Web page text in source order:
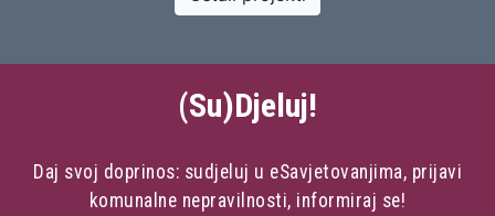
(Su)Djeluj!
Daj svoj doprinos: sudjeluj u eSavjetovanjima, prijavi
komunalne nepravilnosti, informiraj se!